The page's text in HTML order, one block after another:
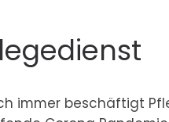
immer beschäftigt